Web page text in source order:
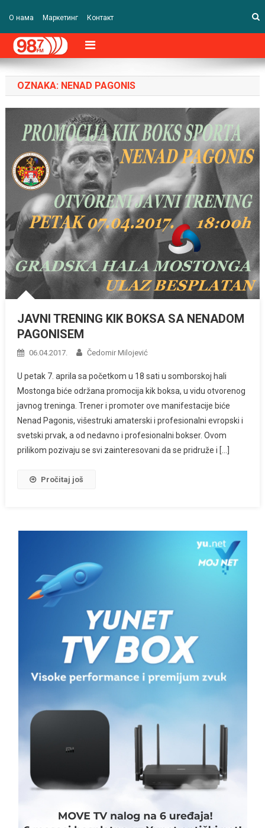
О нама Маркетинг Контакт
OZNAKA: NENAD PAGONIS
JAVNI TRENING KIK BOKSA SA NENADOM
PAGONISEM
06.04.2017. Čedomir Milojević
U petak 7. aprila sa početkom u 18 sati u somborskoj hali
Mostonga biće održana promocija kik boksa, u vidu otvorenog
javnog treninga. Trener i promoter ove manifestacije biće
Nenad Pagonis, višestruki amaterski i profesionalni evropski i
svetski prvak, a od nedavno i profesionalni bokser. Ovom
prilikom pozivaju se svi zainteresovani da se pridruže i […]
Pročitaj još